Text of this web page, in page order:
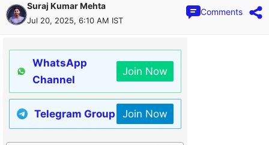
Suraj Kumar Mehta
Jul 20, 2025, 6:10 AM IST
Comments
WhatsApp
Channel
Join Now
Telegram Group Join Now